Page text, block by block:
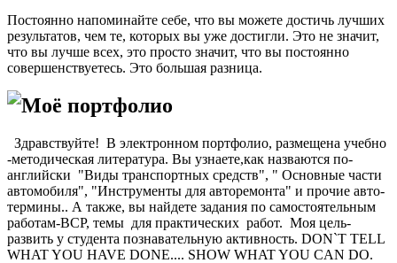
Постоянно напоминайте себе, что вы можете достичь лучших
результатов, чем те, которых вы уже достигли. Это не значит,
что вы лучше всех, это просто значит, что вы постоянно
совершенствуетесь. Это большая разница.
Моё портфолио
Здравствуйте! В электронном портфолио, размещена учебно
-методическая литература. Вы узнаете,как назваются по-
английски "Виды транспортных средств", " Основные части
автомобиля", "Инструменты для авторемонта" и прочие авто-
термины.. А также, вы найдете задания по самостоятельным
работам-ВСР, темы для практических работ. Моя цель-
развить у студента познавательную активность. DON`T TELL
WHAT YOU HAVE DONE.... SHOW WHAT YOU CAN DO.